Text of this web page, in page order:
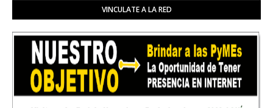
VINCULATE A LA RED